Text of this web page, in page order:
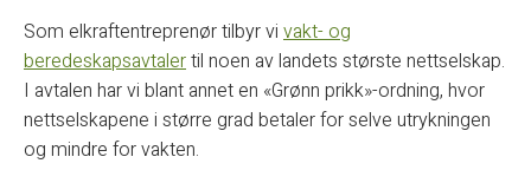
Som elkraftentreprenør tilbyr vi vakt- og
beredeskapsavtalertil noen av landets største nettselskap.
I avtalen har vi blant annet en «Grønn prikk»-ordning, hvor
nettselskapene i større grad betaler for selve utrykningen
og mindre for vakten.